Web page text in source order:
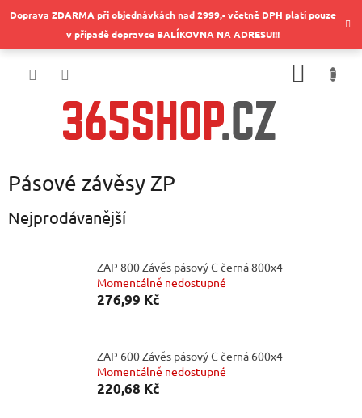
naDoprava ZDARMA při objednávkách nad 2999,- včetně DPH platí pouze
v případě dopravce BALÍKOVNA NA ADRESU!!!
Pásové závěsy ZP
Nejprodávanější
ZAP 800 Závěs pásový C černá 800x4
Momentálně nedostupné
276,99 Kč
ZAP 600 Závěs pásový C černá 600x4
Momentálně nedostupné
220,68 Kč